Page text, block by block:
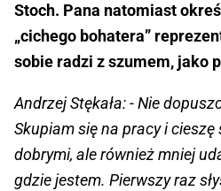
Stoch. Pana natomiast
„cichego bohatera”
sobie radzi z szumem, jako
Andrzej Stękała: - Nie
Skupiam się na pracy i
dobrymi, ale również mniej
gdzie jestem. Pierwszy raz